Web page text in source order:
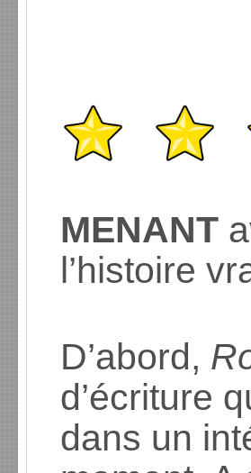
MENANT
l’histoire
D’abord,
d’écriture
dans un